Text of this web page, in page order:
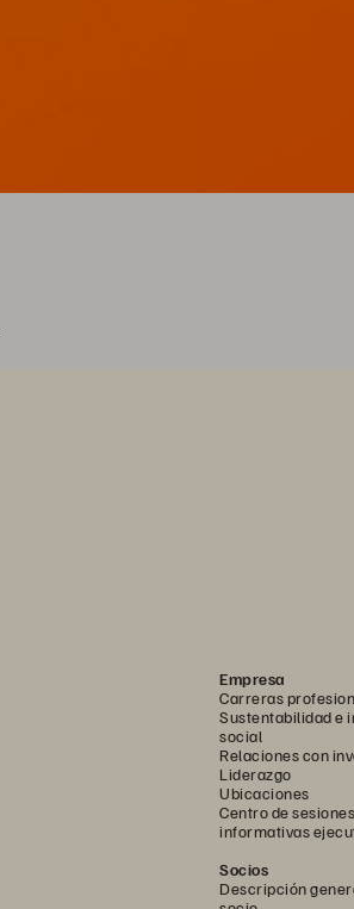
Empresa
Carreras
Sustentabilidad e
social
Relaciones con
Liderazgo
Ubicaciones
Centro de sesiones
informativas
Socios
Descripción